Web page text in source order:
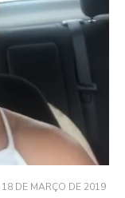
DE MARÇO DE 2019